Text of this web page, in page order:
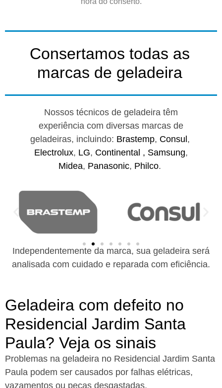
Consertamos todas as
marcas de geladeira
Nossos técnicos de geladeira têm
experiência com diversas marcas de
geladeiras, incluindo: Brastemp, Consul ,
Electrolux, LG, Continental , Samsung,
Midea, Panasonic, Philco.
Independentemente da marca, sua geladeira será
analisada com cuidado e reparada com eficiência.
Geladeira com defeito no
Residencial Jardim Santa
Paula? Veja os sinais
Problemas na geladeira no Residencial Jardim Santa
Paula podem ser causados por falhas elétricas,
vazamentos ou peças desgastadas.